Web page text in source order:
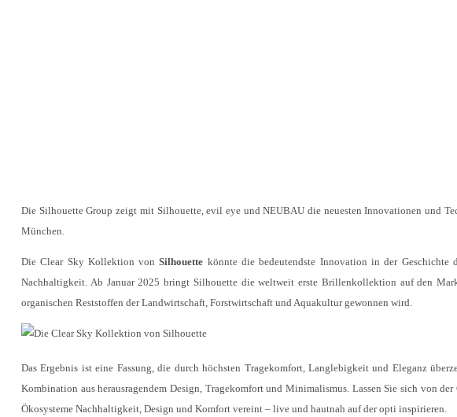
Die Silhouette Group zeigt mit Silhouette, evil eye und NEUBAU die neuesten Innovationen und
München.
Die Clear Sky Kollektion vonSilhouette könnte die bedeutendste Innovation in der
Nachhaltigkeit. Ab Januar 2025 bringt Silhouette die weltweit erste Brillenkollektion auf den
organischen Reststoffen der Landwirtschaft, Forstwirtschaft und Aquakultur gewonnen wird.
Das Ergebnis ist eine Fassung, die durch höchsten Tragekomfort, Langlebigkeit und Eleganz
Kombination aus herausragendem Design, Tragekomfort und Minimalismus. Lassen Sie sich von
Ökosysteme Nachhaltigkeit, Design und Komfort vereint – live und hautnah auf der opti inspirieren.